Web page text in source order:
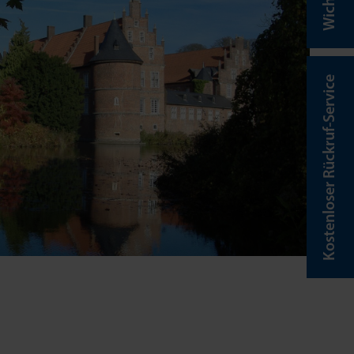
Kostenloser Rückruf-Service